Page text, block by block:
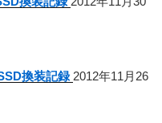
換装記録 2012年11月26